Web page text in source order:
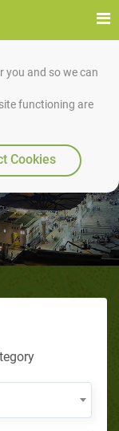
you and so we can
functioning are
Cookies